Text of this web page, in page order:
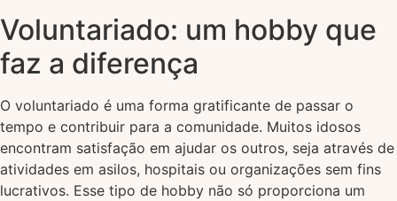
Voluntariado: um hobby que
faz a diferença
O voluntariado é uma forma gratificante de passar o
tempo e contribuir para a comunidade. Muitos idosos
encontram satisfação em ajudar os outros, seja através de
atividades em asilos, hospitais ou organizações sem fins
lucrativos. Esse tipo de hobby não só proporciona um